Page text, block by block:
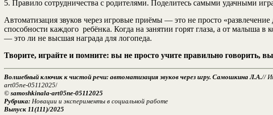
5. Правило сотрудничества с родителями. Поделитесь самыми удачными
Автоматизация звуков через игровые приёмы — это не просто
способности каждого ребёнка. Когда на занятии горят глаза, а от
— это ли не высшая награда для логопеда.
Творите, играйте и помните: вы не просто учите правильно говорить,
Волшебный ключик к чистой речи: автоматизация звуков через игру. Самошкина Л.А.//
art05ne-05112025/
© samoshkinala-art05ne-05112025
Рубрика: Новации и эксперименты в социальной работе
Выпуск 11(111)/2025